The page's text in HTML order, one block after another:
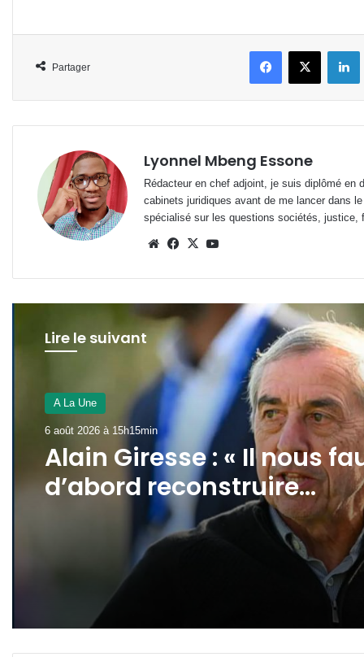
Partager
FacebookX
Lyonnel Mbeng Essone
Rédacteur en chef adjoint, je suis diplômé en
cabinets juridiques avant de me lancer dans
spécialisé sur les questions sociétés,
WebsiteFacebook
X
Lire le suivant
A La Une
6 août 2026 à 15h15min
Alain Giresse : « Il nous
d’abord reconstruire
l’équipe nationale »
A La Une
6 août 2026 à 15h11min
AAN-GA : sécurisation et
financement au menu de
la 45e session